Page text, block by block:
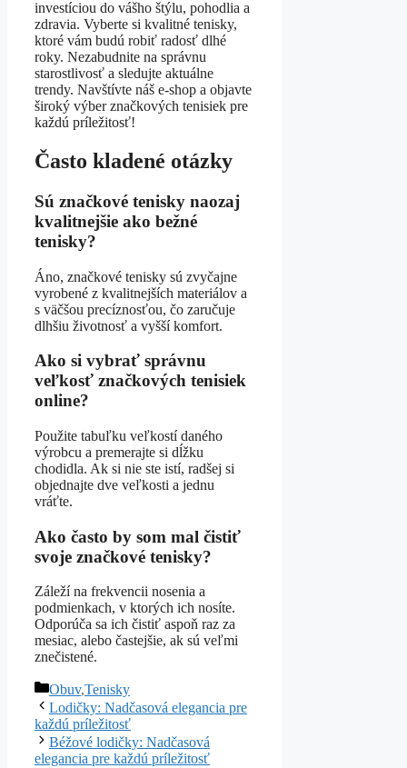
investíciou do vášho štýlu, pohodlia a
zdravia. Vyberte si kvalitné tenisky,
ktoré vám budú robiť radosť dlhé
roky. Nezabudnite na správnu
starostlivosť a sledujte aktuálne
trendy. Navštívte náš e-shop a objavte
široký výber značkových tenisiek pre
každú príležitosť!
Často kladené otázky
Sú značkové tenisky naozaj
kvalitnejšie ako bežné
tenisky?
Áno, značkové tenisky sú zvyčajne
vyrobené z kvalitnejších materiálov a
s väčšou precíznosťou, čo zaručuje
dlhšiu životnosť a vyšší komfort.
Ako si vybrať správnu
veľkosť značkových tenisiek
online?
Použite tabuľku veľkostí daného
výrobcu a premerajte si dĺžku
chodidla. Ak si nie ste istí, radšej si
objednajte dve veľkosti a jednu
vráťte.
Ako často by som mal čistiť
svoje značkové tenisky?
Záleží na frekvencii nosenia a
podmienkach, v ktorých ich nosíte.
Odporúča sa ich čistiť aspoň raz za
mesiac, alebo častejšie, ak sú veľmi
znečistené.
Kategórie
Obuv,Tenisky
Lodičky: Nadčasová elegancia pre
každú príležitosť
Béžové lodičky: Nadčasová
elegancia pre každú príležitosť